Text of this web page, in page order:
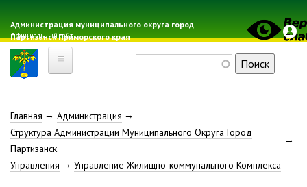
основному
содержанию
Администрация муниципального округа город
Партизанск Приморского края
Официальный сайт
Главная
Электронная почта
Местные налоги
Строка
навигации
Главная
Администрация
Структура Администрации Муниципального Округа Город
Партизанск
Управления
Управление Жилищно-коммунального Комплекса